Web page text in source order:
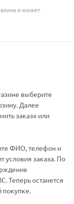
и может
выберите
Далее
заказ» или
ФИО, телефон и
условия заказа. По
Теперь останется
покупке.